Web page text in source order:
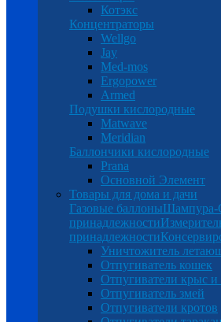
Котэкс
Концентраторы
Wellgo
Jay
Med-mos
Ergopower
Armed
Подушки кислородные
Matwave
Meridian
Баллончики кислородные
Prana
Основной Элемент
Товары для дома и дачи
Газовые баллоныШампура-
принадлежности
принадлежности
Уничтожитель
Отпугиватель кошек
Отпугиватели крыс
Отпугиватель змей
Отпугиватели кротов